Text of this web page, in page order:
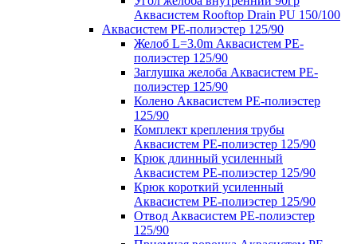
Аквасистем Rooftop Drain PU 150/100
Аквасистем PE-полиэстер 125/90
Желоб L=3.0m Аквасистем PE-
полиэстер 125/90
Заглушка желоба Аквасистем PE-
полиэстер 125/90
Колено Аквасистем PE-полиэстер
125/90
Комплект крепления трубы
Аквасистем PE-полиэстер 125/90
Крюк длинный усиленный
Аквасистем PE-полиэстер 125/90
Крюк короткий усиленный
Аквасистем PE-полиэстер 125/90
Отвод Аквасистем РЕ-полиэстер
125/90